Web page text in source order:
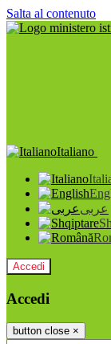
Salta al contenuto
Italiano
عربى
Accedi
Accedi
button close ×